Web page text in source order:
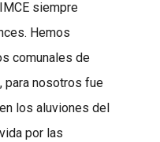
siempre
Hemos
comunales de
para nosotros fue
los aluviones del
por las